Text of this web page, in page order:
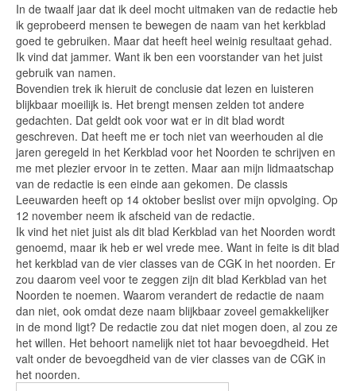
In de twaalf jaar dat ik deel mocht uitmaken van de redactie heb
ik geprobeerd mensen te bewegen de naam van het kerkblad
goed te gebruiken. Maar dat heeft heel weinig resultaat gehad.
Ik vind dat jammer. Want ik ben een voorstander van het juist
gebruik van namen.
Bovendien trek ik hieruit de conclusie dat lezen en luisteren
blijkbaar moeilijk is. Het brengt mensen zelden tot andere
gedachten. Dat geldt ook voor wat er in dit blad wordt
geschreven. Dat heeft me er toch niet van weerhouden al die
jaren geregeld in het Kerkblad voor het Noorden te schrijven en
me met plezier ervoor in te zetten. Maar aan mijn lidmaatschap
van de redactie is een einde aan gekomen. De classis
Leeuwarden heeft op 14 oktober beslist over mijn opvolging. Op
12 november neem ik afscheid van de redactie.
Ik vind het niet juist als dit blad Kerkblad van het Noorden wordt
genoemd, maar ik heb er wel vrede mee. Want in feite is dit blad
het kerkblad van de vier classes van de CGK in het noorden. Er
zou daarom veel voor te zeggen zijn dit blad Kerkblad van het
Noorden te noemen. Waarom verandert de redactie de naam
dan niet, ook omdat deze naam blijkbaar zoveel gemakkelijker
in de mond ligt? De redactie zou dat niet mogen doen, al zou ze
het willen. Het behoort namelijk niet tot haar bevoegdheid. Het
valt onder de bevoegdheid van de vier classes van de CGK in
het noorden.